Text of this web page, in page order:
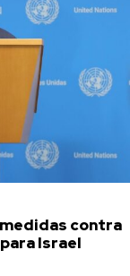
medidas contra
Israel